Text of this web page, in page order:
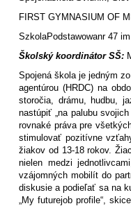
FIRST GYMNASIUM OF
SzkolaPodstawowanr 47
Školský koordinátor SŠ:
Spojená škola je jedným
agentúrou (HRDC) na
storočia, drámu, hudbu,
nastúpiť „na palubu
rovnaké práva pre
stimulovať pozitívne
žiakov od 13-18 rokov.
nielen medzi
vzájomných mobilít do
diskusie a podieľať sa na
„My futurejob profile“,